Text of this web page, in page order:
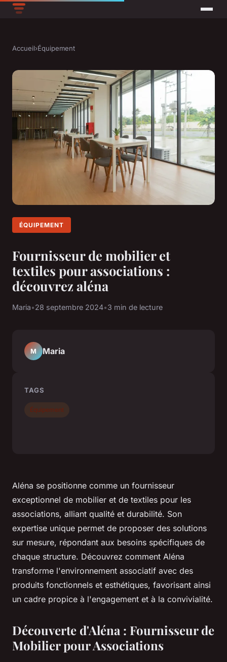
Accueil›Équipement
ÉQUIPEMENT
Fournisseur de mobilier et
textiles pour associations :
découvrez aléna
Maria•28 septembre 2024•3 min de lecture
Aléna se positionne comme un fournisseur
exceptionnel de mobilier et de textiles pour les
associations, alliant qualité et durabilité. Son
expertise unique permet de proposer des solutions
sur mesure, répondant aux besoins spécifiques de
chaque structure. Découvrez comment Aléna
transforme l'environnement associatif avec des
produits fonctionnels et esthétiques, favorisant ainsi
un cadre propice à l'engagement et à la convivialité.
Découverte d'Aléna : Fournisseur de
Mobilier pour Associations
M Maria
TAGS
Équipement